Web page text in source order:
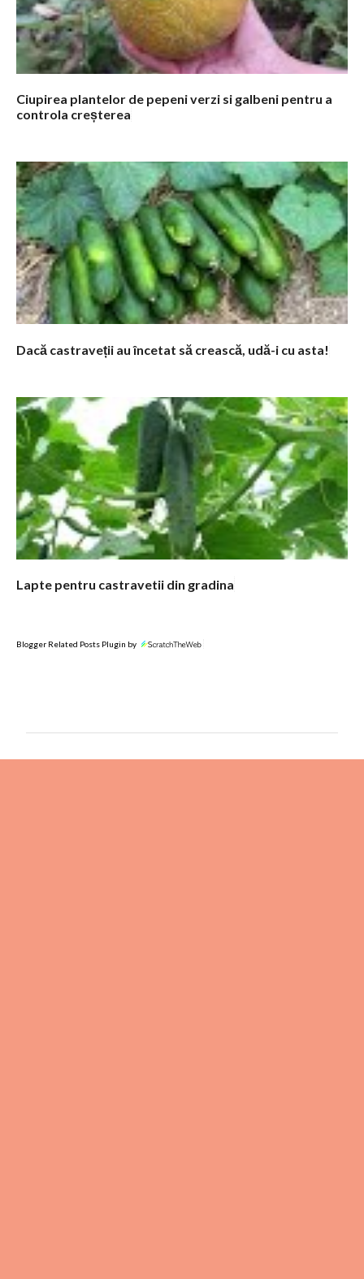
Ciupirea plantelor de pepeni verzi si galbeni pentru a
controla creșterea
Dacă castraveții au încetat să crească, udă-i cu asta!
Lapte pentru castravetii din gradina
Blogger Related Posts Plugin by